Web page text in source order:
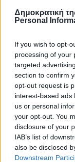
Δημοκρατική
Personal
If you wish to opt-
processing of your
targeted
section to confirm
opt-out request is
interest-based ads
us or personal
your opt-out. You
disclosure of your
IAB’s list of
also be disclosed
Downstream